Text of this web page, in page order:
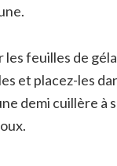
feuilles de
et placez-les
demi cuillère à